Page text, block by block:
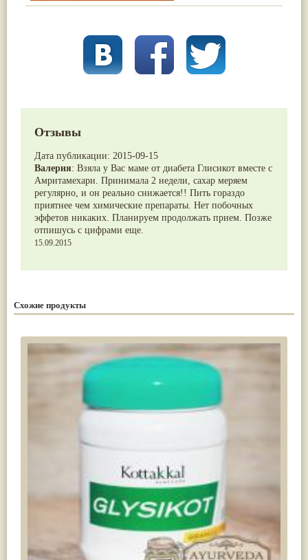
Отзывы
Дата публикации: 2015-09-15
Валерия: Взяла у Вас маме от диабета Глисикот вместе с
Амритамехари. Принимала 2 недели, сахар меряем
регулярно, и он реально снижается!! Пить гораздо
приятнее чем химические препараты. Нет побочных
эффетов никаких. Планируем продолжать прием. Позже
отпишусь с цифрами еще.
15.09.2015
Схожие продукты